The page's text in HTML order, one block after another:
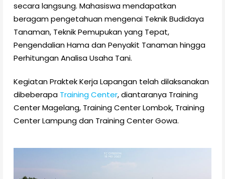
secara langsung. Mahasiswa mendapatkan
beragam pengetahuan mengenai Teknik Budidaya
Tanaman, Teknik Pemupukan yang Tepat,
Pengendalian Hama dan Penyakit Tanaman hingga
Perhitungan Analisa Usaha Tani.
Kegiatan Praktek Kerja Lapangan telah dilaksanakan
dibeberapa Training Center, diantaranya Training
Center Magelang, Training Center Lombok, Training
Center Lampung dan Training Center Gowa.